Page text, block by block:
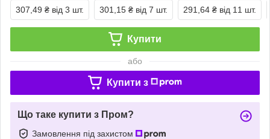
307,49 ₴ від 3 шт. 301,15 ₴ від 7 шт. 291,64 ₴ від 11 шт.
Купити
або
Купити з
Що таке купити з Пром?
Замовлення під захистом